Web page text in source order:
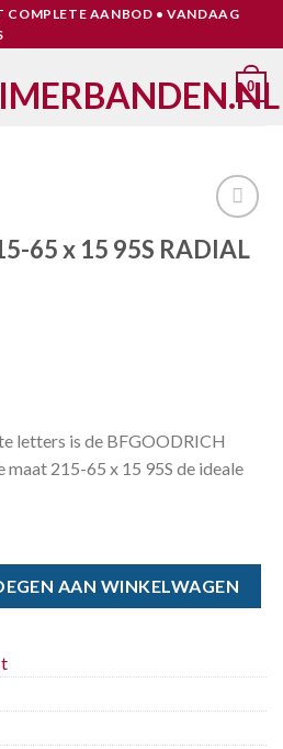
COMPLETE AANBOD • VANDAAG
0
Toevoegen
aan
65 x 15 95S RADIAL
letters is de BFGOODRICH
maat 215-65 x 15 95S de ideale
AAN WINKELWAGEN